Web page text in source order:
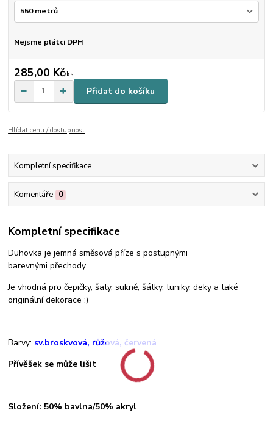
Nejsme plátci DPH
285,00 Kč/ks
Přidat do košíku
Hlídat cenu / dostupnost
Kompletní specifikace
Komentáře 0
Kompletní specifikace
Duhovka je jemná směsová příze s postupnými
barevnými přechody.
Je vhodná pro čepičky, šaty, sukně, šátky, tuniky, deky a také
originální dekorace :)
Barvy: sv.broskvová, růžová, červená
Přívěšek se může lišit
Složení: 50% bavlna/50% akryl